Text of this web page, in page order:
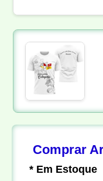
Comprar
* Em Estoque